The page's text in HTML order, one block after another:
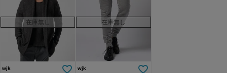
在庫無し
wjk
在庫無し
wjk